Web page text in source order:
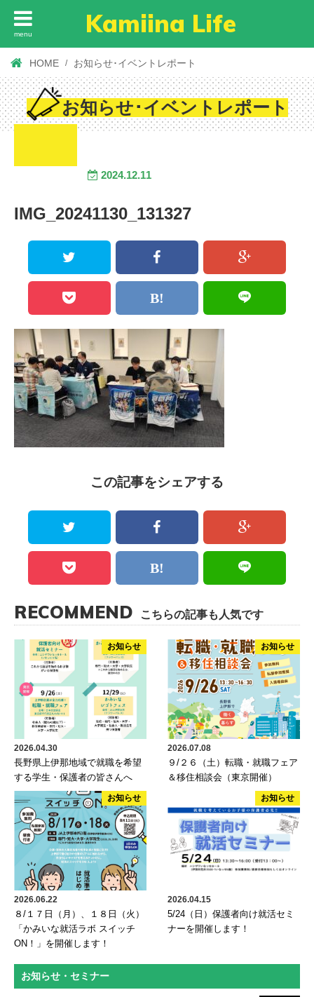
menu Kamiina Life
HOME お知らせ･イベントレポート
お知らせ･イベントレポート
2024.12.11
IMG_20241130_131327
この記事をシェアする
RECOMMEND こちらの記事も人気です
お知らせ
2026.04.30
長野県上伊那地域で就職を希望
する学生・保護者の皆さんへ
お知らせ
2026.07.08
９/２６（土）転職・就職フェア
＆移住相談会（東京開催）
お知らせ
2026.06.22
８/１７日（月）、１８日（火）
「かみいな就活ラボ スイッチ
ON！」を開催します！
お知らせ
2026.04.15
5/24（日）保護者向け就活セミ
ナーを開催します！
お知らせ・セミナー